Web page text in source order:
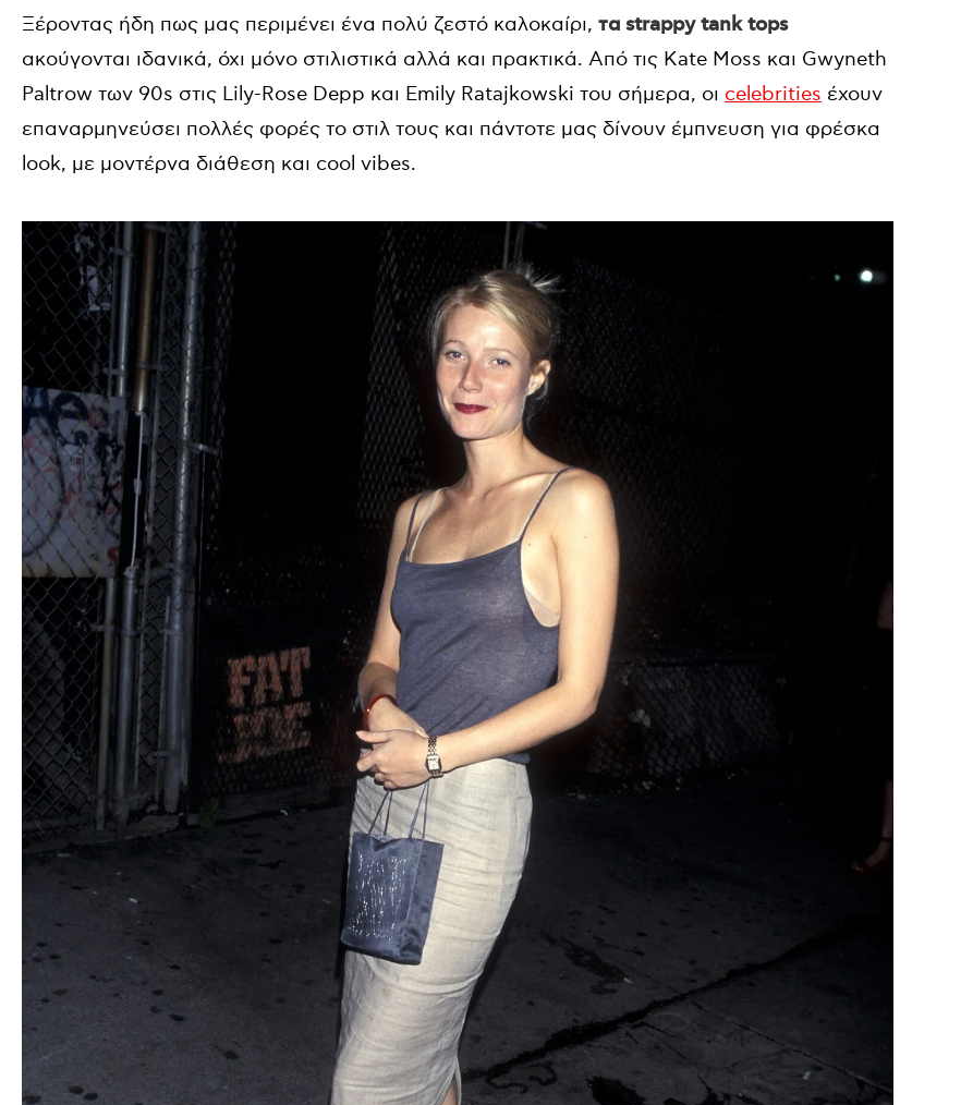
Ξέροντας ήδη πως μας περιμένει ένα πολύ ζεστό καλοκαίρι, τα strappy tank tops
ακούγονται ιδανικά, όχι μόνο στιλιστικά αλλά και πρακτικά. Από τις Kate Moss και Gwyneth
Paltrow των 90s στις Lily-Rose Depp και Emily Ratajkowski του σήμερα, οι celebrities έχουν
επαναρμηνεύσει πολλές φορές το στιλ τους και πάντοτε μας δίνουν έμπνευση για φρέσκα
look, με μοντέρνα διάθεση και cool vibes.